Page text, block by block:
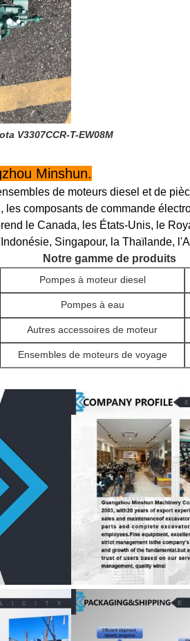
V3307CCR-T-EW08M
Minshun.
de moteurs diesel et de
composants de commande
le Canada, les États-Unis, le
Singapour, la Thaïlande,
Notre gamme de produits
Pompes à moteur diesel
Pompes à eau
Autres accessoires de moteur
Ensembles de moteurs de voyage